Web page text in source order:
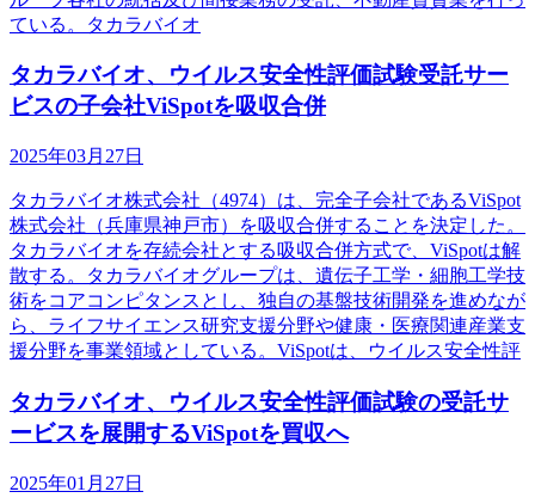
ている。タカラバイオ
タカラバイオ、ウイルス安全性評価試験受託サー
ビスの子会社ViSpotを吸収合併
2025年03月27日
タカラバイオ株式会社（4974）は、完全子会社であるViSpot
株式会社（兵庫県神戸市）を吸収合併することを決定した。
タカラバイオを存続会社とする吸収合併方式で、ViSpotは解
散する。タカラバイオグループは、遺伝子工学・細胞工学技
術をコアコンピタンスとし、独自の基盤技術開発を進めなが
ら、ライフサイエンス研究支援分野や健康・医療関連産業支
援分野を事業領域としている。ViSpotは、ウイルス安全性評
タカラバイオ、ウイルス安全性評価試験の受託サ
ービスを展開するViSpotを買収へ
2025年01月27日